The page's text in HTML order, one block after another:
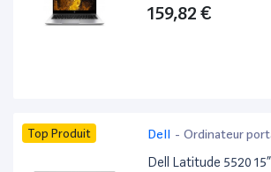
159,82 €
Top Produit Dell - Ordinateur
Dell Latitude 5520 15”